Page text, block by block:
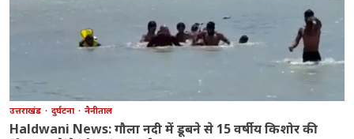
उत्तराखंड दुर्घटना नैनीताल
Haldwani News: गौला नदी में डूबने से 15 वर्षीय किशोर की